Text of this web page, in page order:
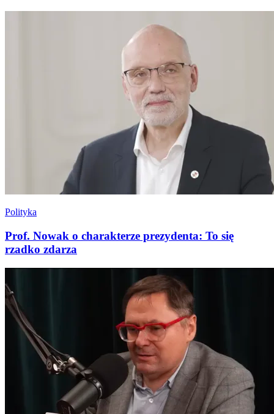
Polityka
Prof. Nowak o charakterze prezydenta: To się
rzadko zdarza